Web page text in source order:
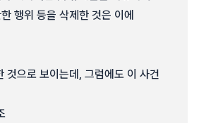
행위 등을 삭제한 것은 이에
것으로 보이는데, 그럼에도 이 사건